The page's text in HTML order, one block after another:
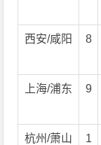
西安/咸阳 8
上海/浦东 9
杭州/萧山
1